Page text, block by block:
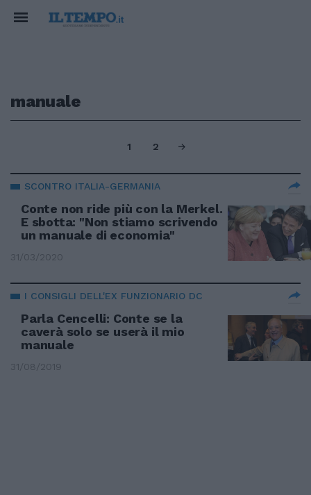
manuale
1 2
SCONTRO ITALIA-GERMANIA
Conte non ride più con la Merkel.
E sbotta: "Non stiamo scrivendo
un manuale di economia"
31/03/2020
I CONSIGLI DELL'EX FUNZIONARIO DC
Parla Cencelli: Conte se la
caverà solo se userà il mio
manuale
31/08/2019